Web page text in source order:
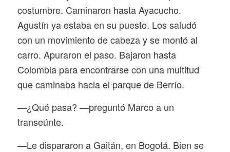
costumbre. Caminaron hasta Ayacucho.
Agustín ya estaba en su puesto. Los saludó
con un movimiento de cabeza y se montó al
carro. Apuraron el paso. Bajaron hasta
Colombia para encontrarse con una multitud
que caminaba hacia el parque de Berrío.
—¿Qué pasa? —preguntó Marco a un
transeúnte.
—Le dispararon a Gaitán, en Bogotá. Bien se